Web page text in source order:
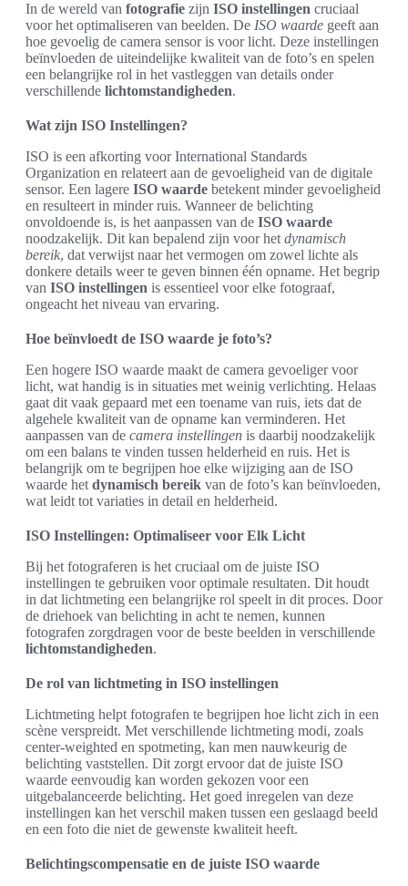
In de wereld van fotografie zijn ISO instellingen cruciaal
voor het optimaliseren van beelden. De ISO waarde geeft aan
hoe gevoelig de camera sensor is voor licht. Deze instellingen
beïnvloeden de uiteindelijke kwaliteit van de foto’s en spelen
een belangrijke rol in het vastleggen van details onder
verschillende lichtomstandigheden.
Wat zijn ISO Instellingen?
ISO is een afkorting voor International Standards
Organization en relateert aan de gevoeligheid van de digitale
sensor. Een lagere ISO waarde betekent minder gevoeligheid
en resulteert in minder ruis. Wanneer de belichting
onvoldoende is, is het aanpassen van de ISO waarde
noodzakelijk. Dit kan bepalend zijn voor het dynamisch
bereik, dat verwijst naar het vermogen om zowel lichte als
donkere details weer te geven binnen één opname. Het begrip
van ISO instellingen is essentieel voor elke fotograaf,
ongeacht het niveau van ervaring.
Hoe beïnvloedt de ISO waarde je foto’s?
Een hogere ISO waarde maakt de camera gevoeliger voor
licht, wat handig is in situaties met weinig verlichting. Helaas
gaat dit vaak gepaard met een toename van ruis, iets dat de
algehele kwaliteit van de opname kan verminderen. Het
aanpassen van de camera instellingen is daarbij noodzakelijk
om een balans te vinden tussen helderheid en ruis. Het is
belangrijk om te begrijpen hoe elke wijziging aan de ISO
waarde het dynamisch bereik van de foto’s kan beïnvloeden,
wat leidt tot variaties in detail en helderheid.
ISO Instellingen: Optimaliseer voor Elk Licht
Bij het fotograferen is het cruciaal om de juiste ISO
instellingen te gebruiken voor optimale resultaten. Dit houdt
in dat lichtmeting een belangrijke rol speelt in dit proces. Door
de driehoek van belichting in acht te nemen, kunnen
fotografen zorgdragen voor de beste beelden in verschillende
lichtomstandigheden.
De rol van lichtmeting in ISO instellingen
Lichtmeting helpt fotografen te begrijpen hoe licht zich in een
scène verspreidt. Met verschillende lichtmeting modi, zoals
center-weighted en spotmeting, kan men nauwkeurig de
belichting vaststellen. Dit zorgt ervoor dat de juiste ISO
waarde eenvoudig kan worden gekozen voor een
uitgebalanceerde belichting. Het goed inregelen van deze
instellingen kan het verschil maken tussen een geslaagd beeld
en een foto die niet de gewenste kwaliteit heeft.
Belichtingscompensatie en de juiste ISO waarde